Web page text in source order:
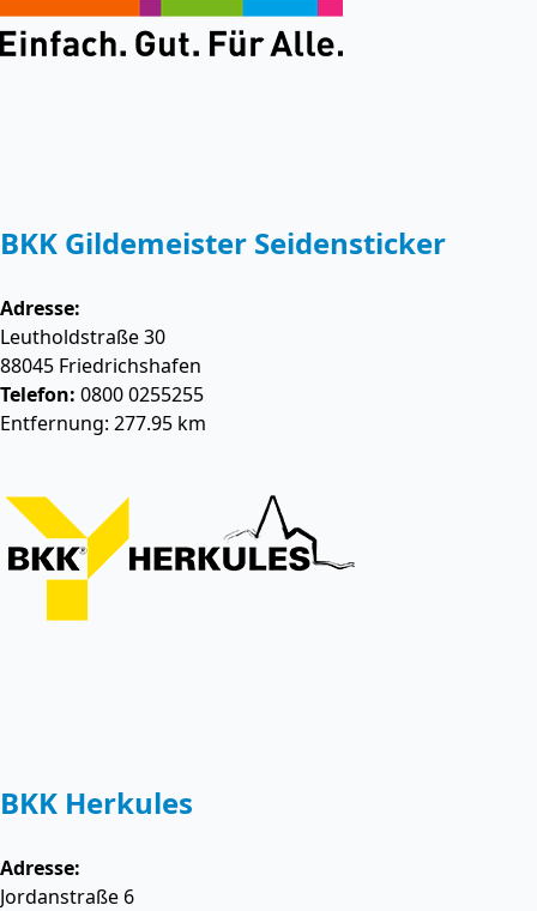
BKK Gildemeister Seidensticker
Adresse:
Leutholdstraße 30
88045 Friedrichshafen
Telefon: 0800 0255255
Entfernung: 277.95 km
BKK Herkules
Adresse:
Jordanstraße 6